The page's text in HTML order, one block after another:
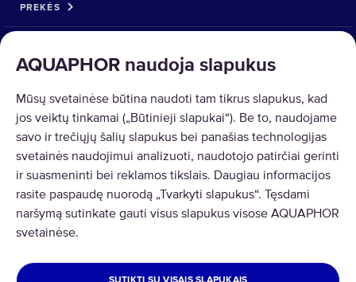
AQUAPHOR naudoja slapukus
Mūsų svetainėse būtina naudoti tam tikrus slapukus, kad
jos veiktų tinkamai („Būtinieji slapukai“). Be to, naudojame
savo ir trečiųjų šalių slapukus bei panašias technologijas
svetainės naudojimui analizuoti, naudotojo patirčiai gerinti
ir suasmeninti bei reklamos tikslais. Daugiau informacijos
rasite paspaudę nuorodą „Tvarkyti slapukus“. Tęsdami
naršymą sutinkate gauti visus slapukus visose AQUAPHOR
svetainėse.
PREKĖS
Copyright © 2026 AQUAPHOR.
AQUAPHOR International OÜ Tel: +370 606 84763 Email:
LIETUVA